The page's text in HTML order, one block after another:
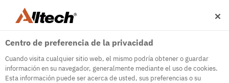
Centro de preferencia de la privacidad
Cuando visita cualquier sitio web, el mismo podría obtener o guardar
información en su navegador, generalmente mediante el uso de cookies.
Esta información puede ser acerca de usted, sus preferencias o su